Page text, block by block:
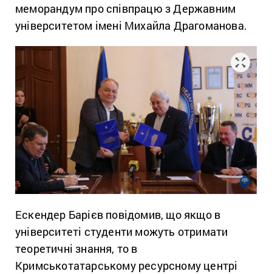
меморандум про співпрацю з Державним
університетом імені Михайла Драгоманова.
Ескендер Барієв повідомив, що якщо в
університеті студенти можуть отримати
теоретичні знання, то в
Кримськотатарському ресурсному центрі